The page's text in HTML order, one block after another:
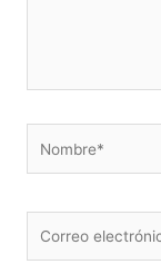
electrónico*